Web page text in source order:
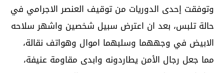
وتوفقت إحدى الدوريات من توقيف العنصر الاجرامي في
حالة تلبس، بعد ان اعترض سبيل شخصين واشهر سلاحه
الابيض في وجههما وسلبهما اموال وهواتف نقالة،
مما جعل رجال الأمن يطاردونه وابدى مقاومة عنيفة،